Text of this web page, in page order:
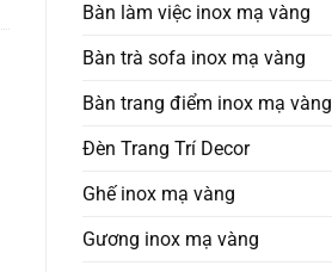
Bàn làm việc inox mạ vàng
Bàn trà sofa inox mạ vàng
Bàn trang điểm inox mạ vàng
Đèn Trang Trí Decor
Ghế inox mạ vàng
Gương inox mạ vàng